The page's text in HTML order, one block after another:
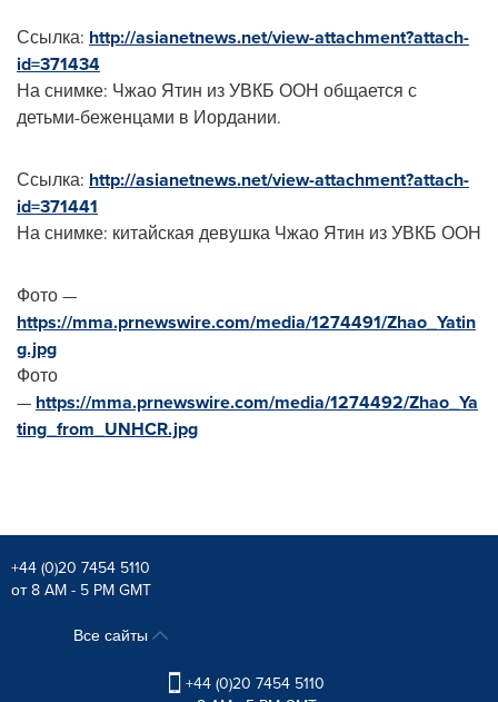
Ссылка: http://asianetnews.net/view-attachment?attach-
id=371434
На снимке: Чжао Ятин из УВКБ ООН общается с
детьми-беженцами в Иордании.
Ссылка: http://asianetnews.net/view-attachment?attach-
id=371441
На снимке: китайская девушка Чжао Ятин из УВКБ ООН
Фото —
https://mma.prnewswire.com/media/1274491/Zhao_Yatin
g.jpg
Фото
— https://mma.prnewswire.com/media/1274492/Zhao_Ya
ting_from_UNHCR.jpg
+44 (0)20 7454 5110
от 8 AM - 5 PM GMT
Все сайты
+44 (0)20 7454 5110